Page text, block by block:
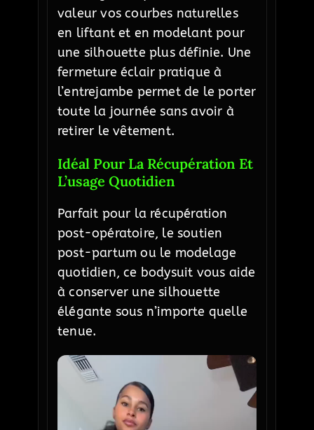
valeur vos courbes naturelles
en liftant et en modelant pour
une silhouette plus définie. Une
fermeture éclair pratique à
l’entrejambe permet de le porter
toute la journée sans avoir à
retirer le vêtement.
Idéal Pour La Récupération Et
L’usage Quotidien
Parfait pour la récupération
post-opératoire, le soutien
post-partum ou le modelage
quotidien, ce bodysuit vous aide
à conserver une silhouette
élégante sous n’importe quelle
tenue.